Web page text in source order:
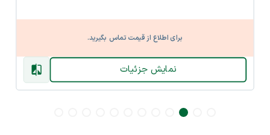
برای اطلاع از قیمت تماس بگیرید.
نمایش جزئیات